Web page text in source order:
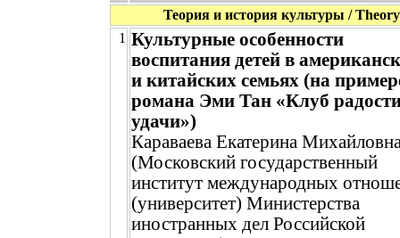
Теория и история культуры /
1 Культурные особенности
воспитания детей в
и китайских семьях (на
романа Эми Тан «Клуб
удачи»)
Караваева Екатерина
(Московский государственный
институт международных
(университет) Министерства
иностранных дел Российской